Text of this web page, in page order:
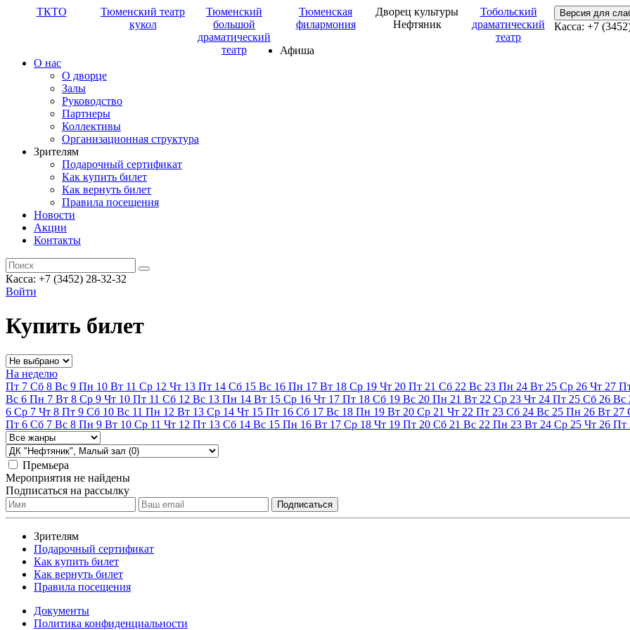
ТКТО
Тюменский театр
кукол
Тюменский
большой
драматический
театр
Тюменская
филармония
Дворец культуры
Нефтяник
Тобольский
драматический
театр
Версия для
Касса: +7
Афиша
О нас
О дворце
Залы
Руководство
Партнеры
Коллективы
Организационная структура
Зрителям
Подарочный сертификат
Как купить билет
Как вернуть билет
Правила посещения
Новости
Акции
Контакты
Касса: +7 (3452) 28-32-32
Войти
Купить билет
На неделю
Пт 7 Сб 8 Вс 9 Пн 10 Вт 11 Ср 12 Чт 13 Пт 14 Сб 15 Вс 16 Пн 17 Вт 18 Ср 19 Чт 20 Пт 21 Сб 22 Вс 23 Пн 24 Вт 25 Ср 26 Чт 27
Вс 6 Пн 7 Вт 8 Ср 9 Чт 10 Пт 11 Сб 12 Вс 13 Пн 14 Вт 15 Ср 16 Чт 17 Пт 18 Сб 19 Вс 20 Пн 21 Вт 22 Ср 23 Чт 24 Пт 25 Сб 26 Вс
6 Ср 7 Чт 8 Пт 9 Сб 10 Вс 11 Пн 12 Вт 13 Ср 14 Чт 15 Пт 16 Сб 17 Вс 18 Пн 19 Вт 20 Ср 21 Чт 22 Пт 23 Сб 24 Вс 25 Пн 26 Вт 27
Пт 6 Сб 7 Вс 8 Пн 9 Вт 10 Ср 11 Чт 12 Пт 13 Сб 14 Вс 15 Пн 16 Вт 17 Ср 18 Чт 19 Пт 20 Сб 21 Вс 22 Пн 23 Вт 24 Ср 25 Чт 26 Пт
Премьера
Мероприятия не найдены
Подписаться на рассылку
Зрителям
Подарочный сертификат
Как купить билет
Как вернуть билет
Правила посещения
Документы
Политика конфиденциальности